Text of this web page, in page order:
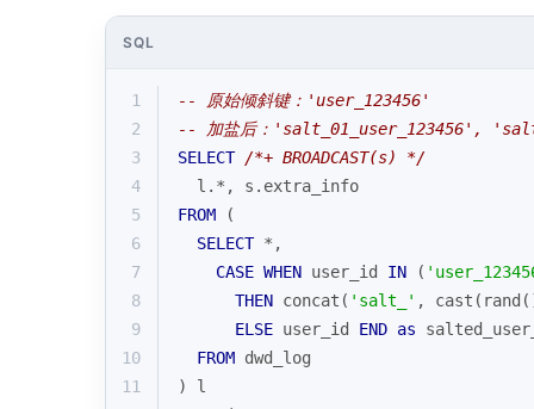
SQL
1
-- 原始倾斜键：'user_123456'
2
-- 加盐后：'salt_01_user_123456',
3
SELECT /*+ BROADCAST(s) */
4
  l.
* , s.extra_info
5
FROM (
6
SELECT * ,
7
CASE WHEN user_id IN (
8
THEN concat( 'salt_' , cast
9
ELSE user_id END as
10
FROM dwd_log
11
) l